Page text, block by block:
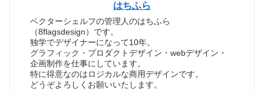
はちふら
ベクターシェルフの管理人のはちふら
（8flagsdesign）です。
独学でデザイナーになって10年。
グラフィック・プロダクトデザイン・webデザイン・
企画制作を仕事にしています。
特に得意なのはロジカルな商用デザインです。
どうぞよろしくお願いいたします。